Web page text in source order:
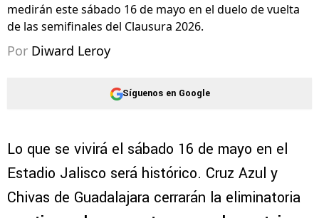
medirán este sábado 16 de mayo en el duelo de vuelta
de las semifinales del Clausura 2026.
Por Diward Leroy
Síguenos en Google
Lo que se vivirá el sábado 16 de mayo en el
Estadio Jalisco será histórico. Cruz Azul y
Chivas de Guadalajara cerrarán la eliminatoria